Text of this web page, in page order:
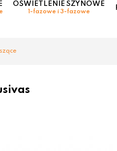
OŚWIETLENIE SZYNOWE
1-fazowe i 3-fazowe